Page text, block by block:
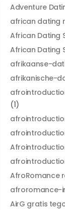
Adventure
african dating
African Dating
African Dating
afrikaanse-
afrikanische-
(1)
AfroRomance
afroromance-
AirG gratis